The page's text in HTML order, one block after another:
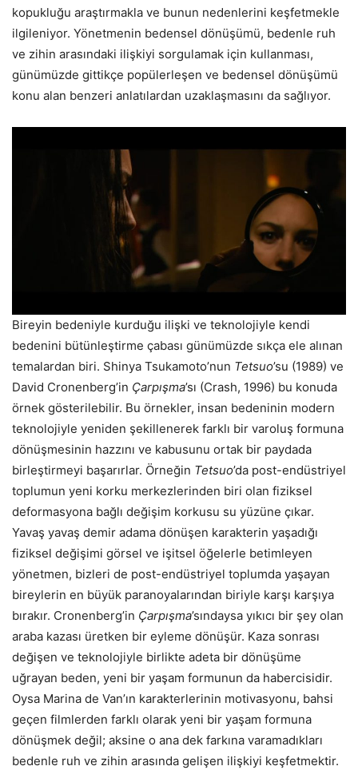
kopukluğu araştırmakla ve bunun nedenlerini keşfetmekle
ilgileniyor. Yönetmenin bedensel dönüşümü, bedenle ruh
ve zihin arasındaki ilişkiyi sorgulamak için kullanması,
günümüzde gittikçe popülerleşen ve bedensel dönüşümü
konu alan benzeri anlatılardan uzaklaşmasını da sağlıyor.
Bireyin bedeniyle kurduğu ilişki ve teknolojiyle kendi
bedenini bütünleştirme çabası günümüzde sıkça ele alınan
temalardan biri. Shinya Tsukamoto’nun Tetsuo’su (1989) ve
David Cronenberg’in Çarpışma’sı (Crash, 1996) bu konuda
örnek gösterilebilir. Bu örnekler, insan bedeninin modern
teknolojiyle yeniden şekillenerek farklı bir varoluş formuna
dönüşmesinin hazzını ve kabusunu ortak bir paydada
birleştirmeyi başarırlar. Örneğin Tetsuo’da post-endüstriyel
toplumun yeni korku merkezlerinden biri olan fiziksel
deformasyona bağlı değişim korkusu su yüzüne çıkar.
Yavaş yavaş demir adama dönüşen karakterin yaşadığı
fiziksel değişimi görsel ve işitsel öğelerle betimleyen
yönetmen, bizleri de post-endüstriyel toplumda yaşayan
bireylerin en büyük paranoyalarından biriyle karşı karşıya
bırakır. Cronenberg’in Çarpışma’sındaysa yıkıcı bir şey olan
araba kazası üretken bir eyleme dönüşür. Kaza sonrası
değişen ve teknolojiyle birlikte adeta bir dönüşüme
uğrayan beden, yeni bir yaşam formunun da habercisidir.
Oysa Marina de Van’ın karakterlerinin motivasyonu, bahsi
geçen filmlerden farklı olarak yeni bir yaşam formuna
dönüşmek değil; aksine o ana dek farkına varamadıkları
bedenle ruh ve zihin arasında gelişen ilişkiyi keşfetmektir.